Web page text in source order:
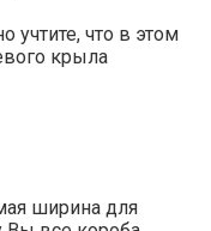
учтите, что в этом
крыла
ширина для